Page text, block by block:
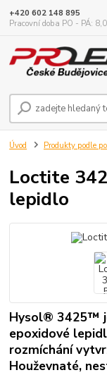
+420 602 148 895
Pracovní doba PO - PÁ:
Úvod Produkty podle
Loctite
lepidlo
Hysol® 3425™
epoxidové
rozmíchání
Houževnaté,